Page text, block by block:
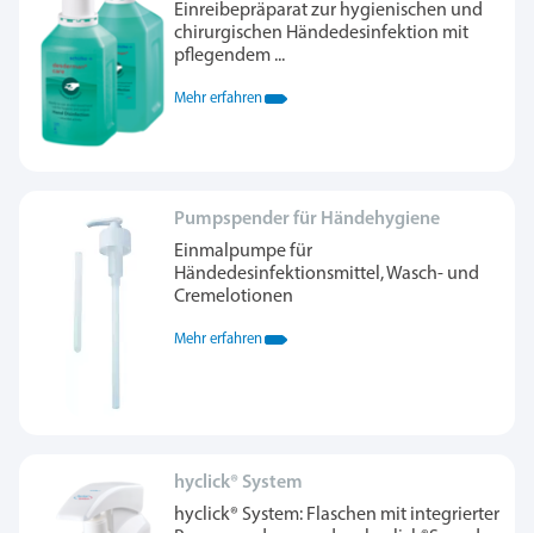
Einreibepräparat zur hygienischen und
chirurgischen Händedesinfektion mit
pflegendem ...
Mehr erfahren
Pumpspender für Händehygiene
Einmalpumpe für
Händedesinfektionsmittel, Wasch- und
Cremelotionen
Mehr erfahren
hyclick® System
hyclick® System: Flaschen mit integrierter